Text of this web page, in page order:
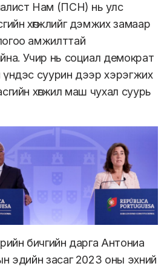
Нам (ПСН) нь улс
хөгжлийг дэмжих замаар
амжилттай
Учир нь социал демократ
суурин дээр хэрэгжих
хөгжил маш чухал суурь
бичгийн дарга Антониа
эдийн засаг 2023 оны эхний